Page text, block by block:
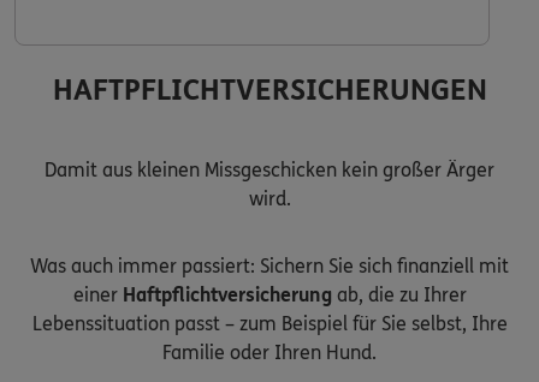
HAFTPFLICHTVERSICHERUNGEN
Damit aus kleinen Missgeschicken kein großer Ärger
wird.
Was auch immer passiert: Sichern Sie sich finanziell mit
einer Haftpflichtversicherung ab, die zu Ihrer
Lebenssituation passt – zum Beispiel für Sie selbst, Ihre
Familie oder Ihren Hund.